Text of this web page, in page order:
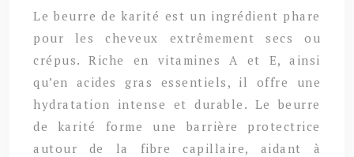
Le beurre de karité est un ingrédient phare
pour les cheveux extrêmement secs ou
crépus. Riche en vitamines A et E, ainsi
qu’en acides gras essentiels, il offre une
hydratation intense et durable. Le beurre
de karité forme une barrière protectrice
autour de la fibre capillaire, aidant à